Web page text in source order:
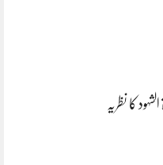
کا نظریہ